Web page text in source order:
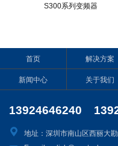
S300系列变频器
首页 解决方案
新闻中心 关于我们
13924646240
地址：深圳市南山区西丽大